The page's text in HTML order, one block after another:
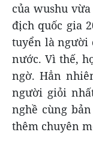
của wushu
địch quốc gia
tuyển là người
nước. Vì thế,
ngờ. Hẳn
người giỏi
nghề cùng
thêm chuyên